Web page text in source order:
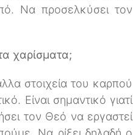
Να προσελκύσει τον
χαρίσματα;
στοιχεία του καρπού
Είναι σημαντικό γιατί
τον Θεό να εργαστεί